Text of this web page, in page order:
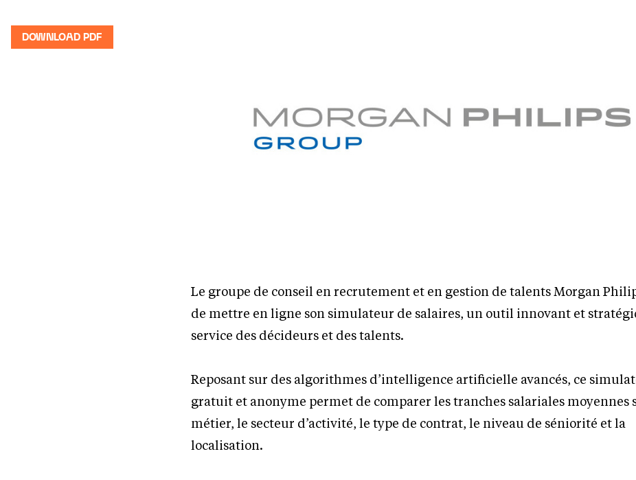
DOWNLOAD PDF
Le groupe de conseil en recrutement et en gestion de talents Morgan
de mettre en ligne son simulateur de salaires, un outil innovant et
service des décideurs et des talents.
Reposant sur des algorithmes d’intelligence artificielle avancés, ce
gratuit et anonyme permet de comparer les tranches salariales moyennes
métier, le secteur d’activité, le type de contrat, le niveau de séniorité et la
localisation.